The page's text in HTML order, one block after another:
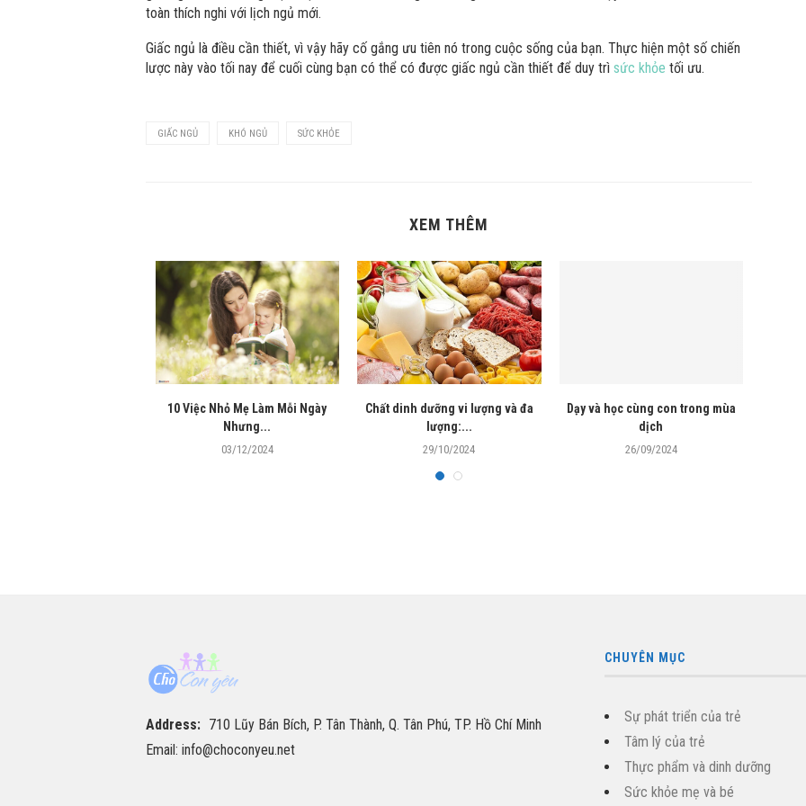
toàn thích nghi với lịch ngủ mới.
Giấc ngủ là điều cần thiết, vì vậy hãy cố gắng ưu tiên nó trong cuộc sống của bạn. Thực hiện một số chiến
lược này vào tối nay để cuối cùng bạn có thể có được giấc ngủ cần thiết để duy trì sức khỏe tối ưu.
GIẤC NGỦ KHÓ NGỦ SỨC KHỎE
XEM THÊM
10 Việc Nhỏ Mẹ Làm Mỗi Ngày
Nhưng...
03/12/2024
Chất dinh dưỡng vi lượng và đa
lượng:...
29/10/2024
Dạy và học cùng con trong mùa
dịch
26/09/2024
Address: 710 Lũy Bán Bích, P. Tân Thành, Q. Tân Phú, TP. Hồ Chí Minh
Email: info@choconyeu.net
CHUYÊN MỤC
Sự phát triển của trẻ
Tâm lý của trẻ
Thực phẩm và dinh dưỡng
Sức khỏe mẹ và bé